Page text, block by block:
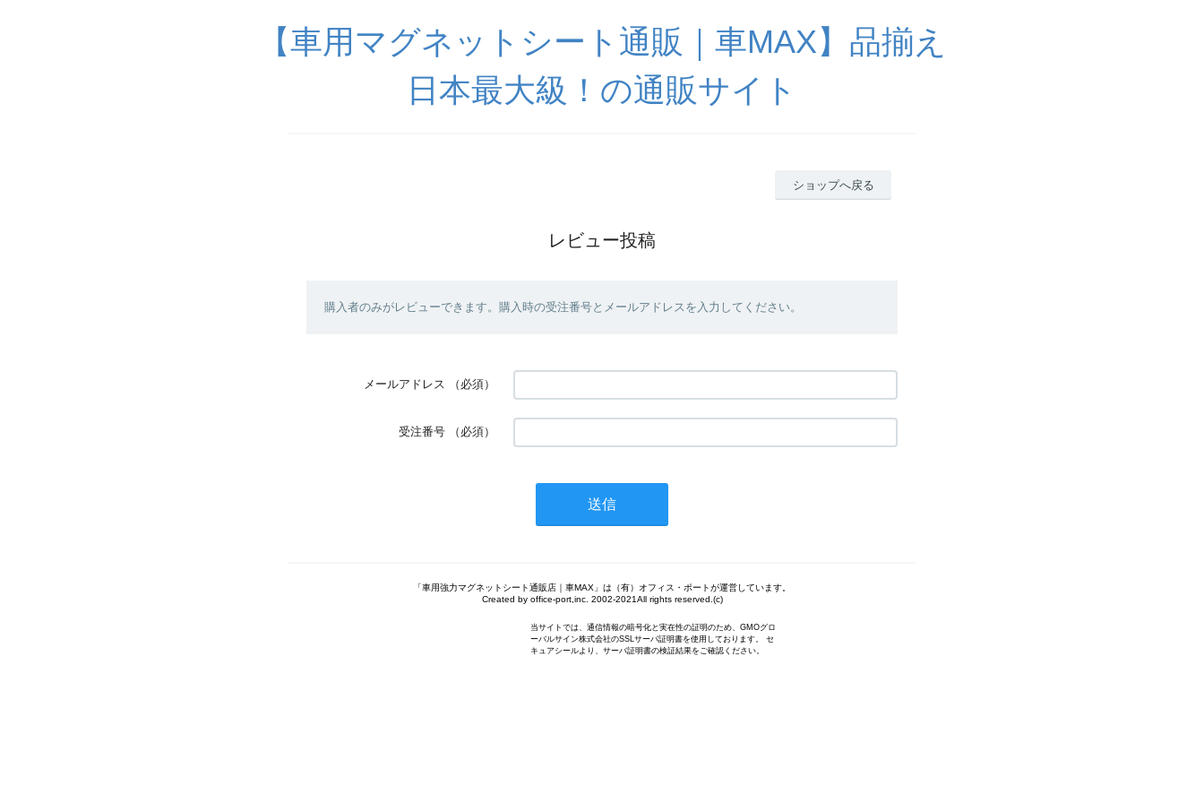
【車用マグネットシート通販｜車MAX】品揃え
日本最大級！の通販サイト
ショップへ戻る
レビュー投稿
購入者のみがレビューできます。購入時の受注番号とメールアドレスを入力してください。
メールアドレス （必須）
受注番号 （必須）
「車用強力マグネットシート通販店｜車MAX」は（有）オフィス・ポートが運営しています。
Created by office-port,inc. 2002-2021All rights reserved.(c)
当サイトでは、通信情報の暗号化と実在性の証明のため、GMOグロ
ーバルサイン株式会社のSSLサーバ証明書を使用しております。 セ
キュアシールより、サーバ証明書の検証結果をご確認ください。